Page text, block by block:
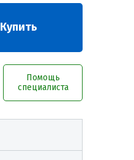
Купить
Помощь
специалиста